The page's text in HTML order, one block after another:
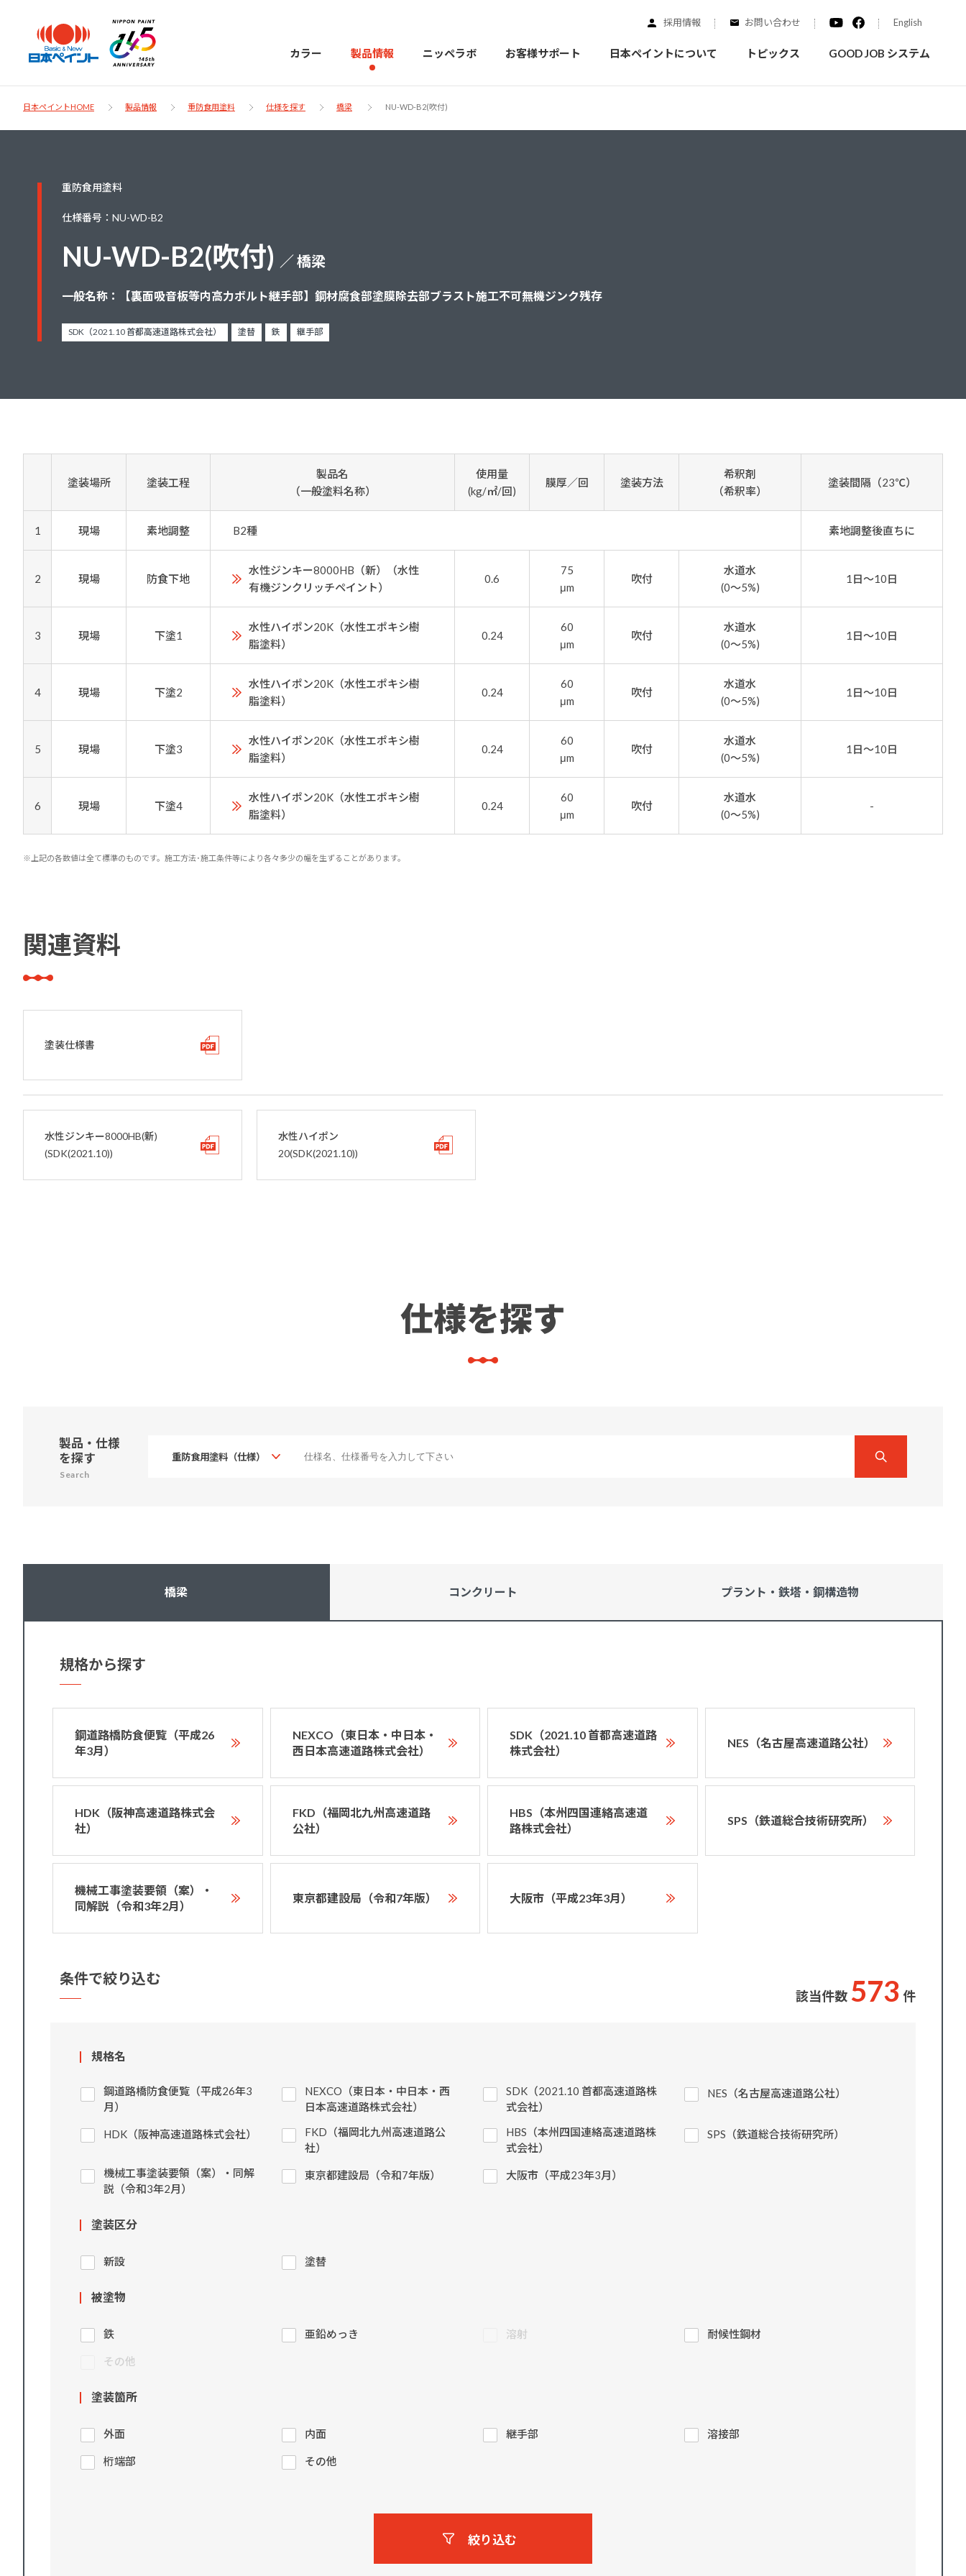
採用情報 お問い合わせ English
カラー 製品情報
製品情報
建築・重防食・自動車補修用の各分野で、
製品特集
プロテクトン
EMO
ダンジオーラシステム
SUSTAINA SYSTEM
グリーンループBMK
ニッペラボ
ニッペラボ
塗装をする時、施工会社へお願いする時に
知っておくべき塗料・塗装の基礎知識をご
用語集 住まいの塗替えガイド
お客様サポート
お客様サポー
ト
お問い合わせにあたっては、まずは「よく
日本ペイントについて
日本ペイント
に
ついて
日本ペイントグループの一員として、建築
塗料の開発・製造および販売を展開。全国
いります。
ご利用にあたって 個人情報の取扱いについて
トピックス GOOD JOB システム
日本ペイントHOME 製品情報 重防食用塗料 仕様を探す 橋梁 NU-WD-B2(吹付)
重防食用塗料
仕様番号：NU-WD-B2
NU-WD-B2(吹付) ／ 橋梁
一般名称：【裏面吸音板等内高力ボルト継手部】鋼材腐食部塗膜除去部ブラスト施工不可無機ジンク残存
SDK（2021.10 首都高速道路株式会社） 塗替 鉄 継手部
塗装場所 塗装工程
製品名
（一般塗料名称）
使用量
(kg/㎡/回)
膜厚／回 塗装方法
希釈剤
（希釈率）
塗装間隔（23℃）
1 現場 素地調整 B2種 素地調整後直ちに
2 現場 防食下地
水性ジンキー8000HB（新）（水性
有機ジンクリッチペイント）
0.6
75
μm
吹付
水道水
(0～5%)
1日～10日
3 現場 下塗1
水性ハイポン20K（水性エポキシ樹
脂塗料）
0.24
60
μm
吹付
水道水
(0～5%)
1日～10日
4 現場 下塗2
水性ハイポン20K（水性エポキシ樹
脂塗料）
0.24
60
μm
吹付
水道水
(0～5%)
1日～10日
5 現場 下塗3
水性ハイポン20K（水性エポキシ樹
脂塗料）
0.24
60
μm
吹付
水道水
(0～5%)
1日～10日
6 現場 下塗4
水性ハイポン20K（水性エポキシ樹
脂塗料）
0.24
60
μm
吹付
水道水
(0～5%)
-
※上記の各数値は全て標準のものです。施工方法･施工条件等により各々多少の幅を生ずることがあります。
関連資料
塗装仕様書
水性ジンキー8000HB(新)
(SDK(2021.10))
水性ハイポン
20(SDK(2021.10))
仕様を探す
製品・仕様
を探す
Search
橋梁 コンクリート プラント・鉄塔・ 鋼構造物
規格から探す
鋼道路橋防食便覧（平成26
年3月）
NEXCO（東日本・中日本・
西日本高速道路株式会社）
SDK（2021.10 首都高速道路
株式会社）
NES（名古屋高速道路公社）
HDK（阪神高速道路株式会
社）
FKD（福岡北九州高速道路
公社）
HBS（本州四国連絡高速道
路株式会社）
SPS（鉄道総合技術研究所）
機械工事塗装要領（案）・
同解説（令和3年2月）
東京都建設局（令和7年版） 大阪市（平成23年3月）
条件で絞り込む
該当件数 573 件
規格名
鋼道路橋防食便覧（平成26年3
月）
NEXCO（東日本・中日本・西
日本高速道路株式会社）
SDK（2021.10 首都高速道路株
式会社）
NES（名古屋高速道路公社）
HDK（阪神高速道路株式会社）
FKD（福岡北九州高速道路公
社）
HBS（本州四国連絡高速道路株
式会社）
SPS（鉄道総合技術研究所）
機械工事塗装要領（案）・同解
説（令和3年2月）
東京都建設局（令和7年版） 大阪市（平成23年3月）
塗装区分
新設 塗替
被塗物
鉄 亜鉛めっき 溶射 耐候性鋼材
その他
塗装箇所
外面 内面 継手部 溶接部
桁端部 その他
絞り込む